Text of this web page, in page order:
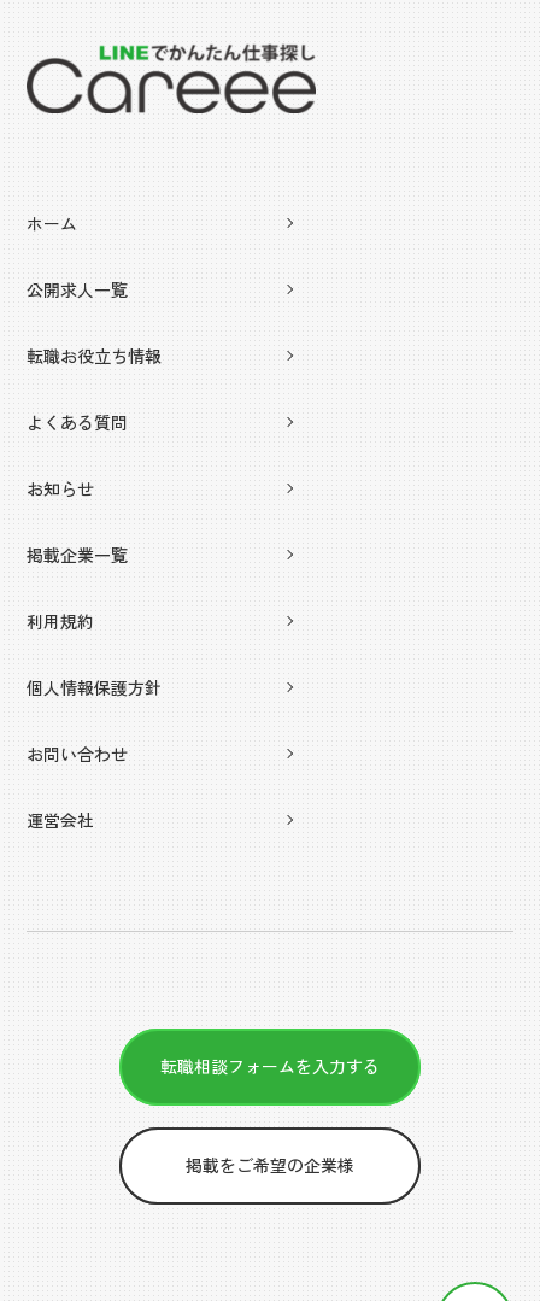
ホーム
公開求人一覧
転職お役立ち情報
よくある質問
お知らせ
掲載企業一覧
利用規約
個人情報保護方針
お問い合わせ
運営会社
転職相談フォームを入力する
掲載をご希望の企業様